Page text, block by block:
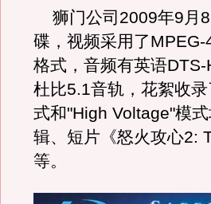
狮门公司2009年9月8
碟，视频采用了
格式，音频有英语
杜比5.1音轨，花絮收
式和"High Voltage"模
辑、短片《怒火攻心2:
等。